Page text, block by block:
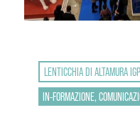
LENTICCHIA DI ALTAMURA IGP
IN-FORMAZIONE,